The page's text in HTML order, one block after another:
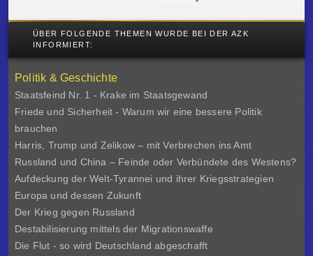
ÜBER FOLGENDE THEMEN WURDE BEI DER AZK
INFORMIERT:
Politik & Geschichte
Staatsfeind Nr. 1 - Krake im Staatsgewand
Friede und Sicherheit - Warum wir eine bessere Politik
brauchen
Harris, Trump und Zelikow – mit Verbrechen ins Amt
Russland und China – Feinde oder Verbündete des Westens?
Aufdeckung der Welt-Tyrannei und ihrer Kriegsstrategien
Europa und dessen Zukunft
Der Krieg gegen Russland
Destabilisierung mittels der Migrationswaffe
Die Flut - so wird Deutschland abgeschafft